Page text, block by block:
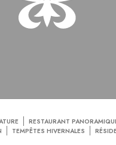
RESTAURANT
TEMPÊTES HIVERNALES